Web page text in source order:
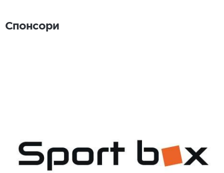
Спонсори